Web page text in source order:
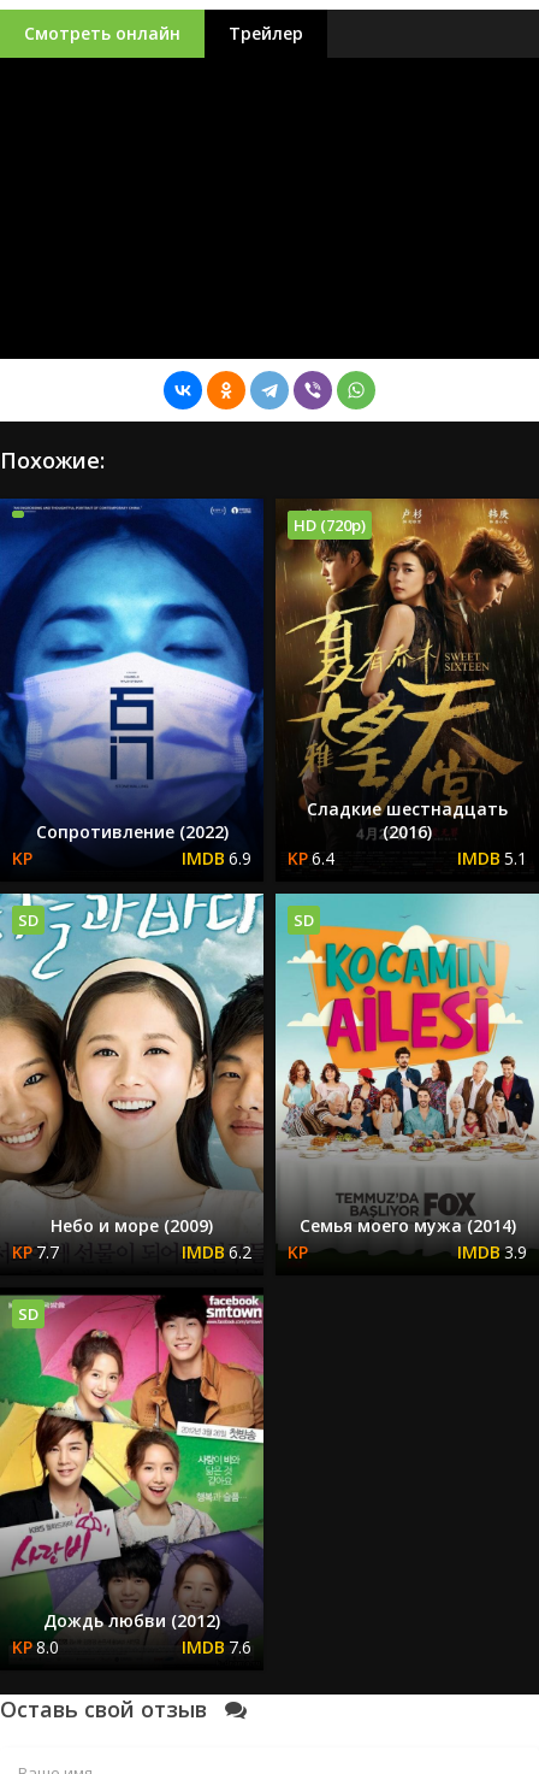
Смотреть онлайн Трейлер
Похожие:
Сопротивление (2022)
6.9
HD (720p)
Сладкие шестнадцать
(2016)
6.4
5.1
SD
Небо и море (2009)
7.7
6.2
SD
Семья моего мужа (2014)
3.9
SD
Дождь любви (2012)
8.0
7.6
Оставь свой отзыв